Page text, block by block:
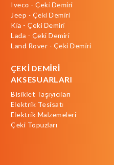
Iveco - Çeki Demiri
Jeep - Çeki Demiri
Kia - Çeki Demiri
Lada - Çeki Demiri
Land Rover - Çeki Demiri
ÇEKİ DEMİRİ
AKSESUARLARI
Bisiklet Taşıyıcıları
Elektrik Tesisatı
Elektrik Malzemeleri
Çeki Topuzları